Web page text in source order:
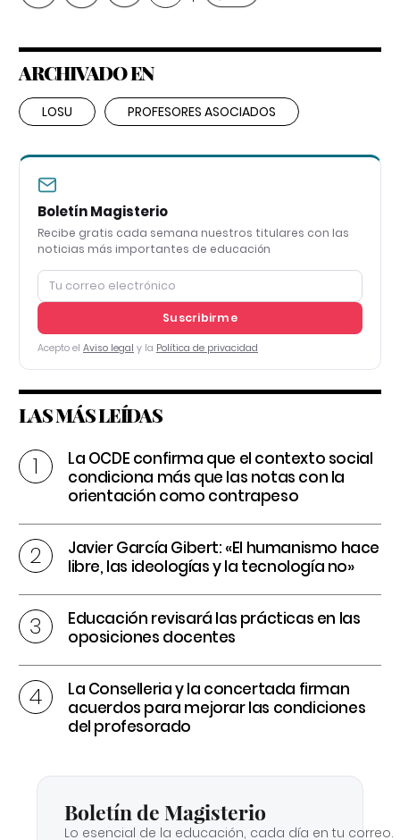
ARCHIVADO EN
LOSU PROFESORES ASOCIADOS
Boletín Magisterio
Recibe gratis cada semana nuestros titulares con las
noticias más importantes de educación
Suscribirme
Acepto el Aviso legal y la Política de privacidad
LAS MÁS LEÍDAS
La OCDE confirma que el contexto social
condiciona más que las notas con la
orientación como contrapeso
Javier García Gibert: «El humanismo hace
libre, las ideologías y la tecnología no»
Educación revisará las prácticas en las
oposiciones docentes
La Conselleria y la concertada firman
acuerdos para mejorar las condiciones
del profesorado
Boletín de Magisterio
Lo esencial de la educación, cada día en tu correo.